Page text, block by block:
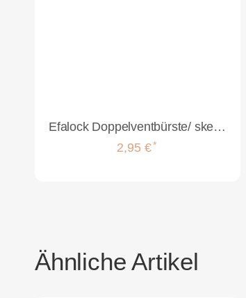
Efalock Doppelventbürste/ skelettbürste
2,95 €*
Ähnliche Artikel